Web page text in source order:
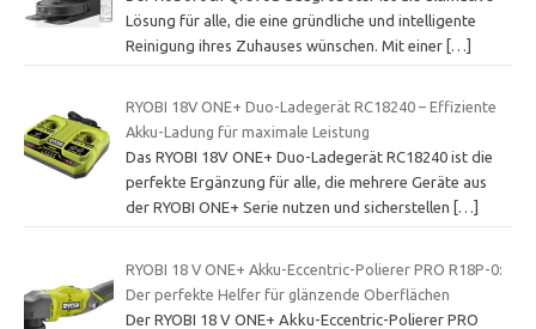
Lösung für alle, die eine gründliche und intelligente
Reinigung ihres Zuhauses wünschen. Mit einer […]
RYOBI 18V ONE+ Duo-Ladegerät RC18240 – Effiziente
Akku-Ladung für maximale Leistung
Das RYOBI 18V ONE+ Duo-Ladegerät RC18240 ist die
perfekte Ergänzung für alle, die mehrere Geräte aus
der RYOBI ONE+ Serie nutzen und sicherstellen
[…]
RYOBI 18 V ONE+ Akku-Eccentric-Polierer PRO R18P-0:
Der perfekte Helfer für glänzende Oberflächen
Der RYOBI 18 V ONE+ Akku-Eccentric-Polierer PRO